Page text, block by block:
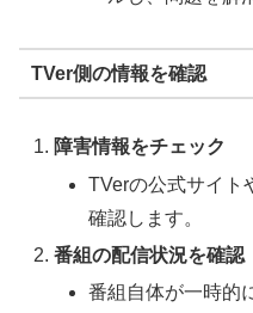
TVer側の情報を確認
障害情報をチェック
TVerの公式サイト
確認します。
番組の配信状況を確認
番組自体が一時的